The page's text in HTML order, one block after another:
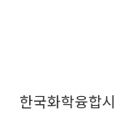
한국화학융합